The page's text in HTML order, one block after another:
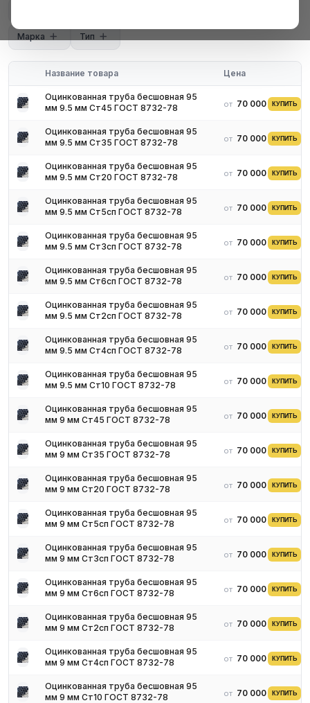
Длина секции: 1000 мм
Марка Тип
Название товара Цена
Оцинкованная труба бесшовная 95
мм 9.5 мм Ст45 ГОСТ 8732-78
от 70 000 ₽КУПИТЬ
Оцинкованная труба бесшовная 95
мм 9.5 мм Ст35 ГОСТ 8732-78
от 70 000 ₽КУПИТЬ
Оцинкованная труба бесшовная 95
мм 9.5 мм Ст20 ГОСТ 8732-78
от 70 000 ₽КУПИТЬ
Оцинкованная труба бесшовная 95
мм 9.5 мм Ст5сп ГОСТ 8732-78
от 70 000 ₽КУПИТЬ
Оцинкованная труба бесшовная 95
мм 9.5 мм Ст3сп ГОСТ 8732-78
от 70 000 ₽КУПИТЬ
Оцинкованная труба бесшовная 95
мм 9.5 мм Ст6сп ГОСТ 8732-78
от 70 000 ₽КУПИТЬ
Оцинкованная труба бесшовная 95
мм 9.5 мм Ст2сп ГОСТ 8732-78
от 70 000 ₽КУПИТЬ
Оцинкованная труба бесшовная 95
мм 9.5 мм Ст4сп ГОСТ 8732-78
от 70 000 ₽КУПИТЬ
Оцинкованная труба бесшовная 95
мм 9.5 мм Ст10 ГОСТ 8732-78
от 70 000 ₽КУПИТЬ
Оцинкованная труба бесшовная 95
мм 9 мм Ст45 ГОСТ 8732-78
от 70 000 ₽КУПИТЬ
Оцинкованная труба бесшовная 95
мм 9 мм Ст35 ГОСТ 8732-78
от 70 000 ₽КУПИТЬ
Оцинкованная труба бесшовная 95
мм 9 мм Ст20 ГОСТ 8732-78
от 70 000 ₽КУПИТЬ
Оцинкованная труба бесшовная 95
мм 9 мм Ст5сп ГОСТ 8732-78
от 70 000 ₽КУПИТЬ
Оцинкованная труба бесшовная 95
мм 9 мм Ст3сп ГОСТ 8732-78
от 70 000 ₽КУПИТЬ
Оцинкованная труба бесшовная 95
мм 9 мм Ст6сп ГОСТ 8732-78
от 70 000 ₽КУПИТЬ
Оцинкованная труба бесшовная 95
мм 9 мм Ст2сп ГОСТ 8732-78
от 70 000 ₽КУПИТЬ
Оцинкованная труба бесшовная 95
мм 9 мм Ст4сп ГОСТ 8732-78
от 70 000 ₽КУПИТЬ
Оцинкованная труба бесшовная 95
мм 9 мм Ст10 ГОСТ 8732-78
от 70 000 ₽КУПИТЬ